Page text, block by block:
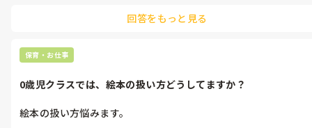
回答をもっと見る
保育・お仕事
0歳児クラスでは、絵本の扱い方どうしてますか？
絵本の扱い方悩みます。